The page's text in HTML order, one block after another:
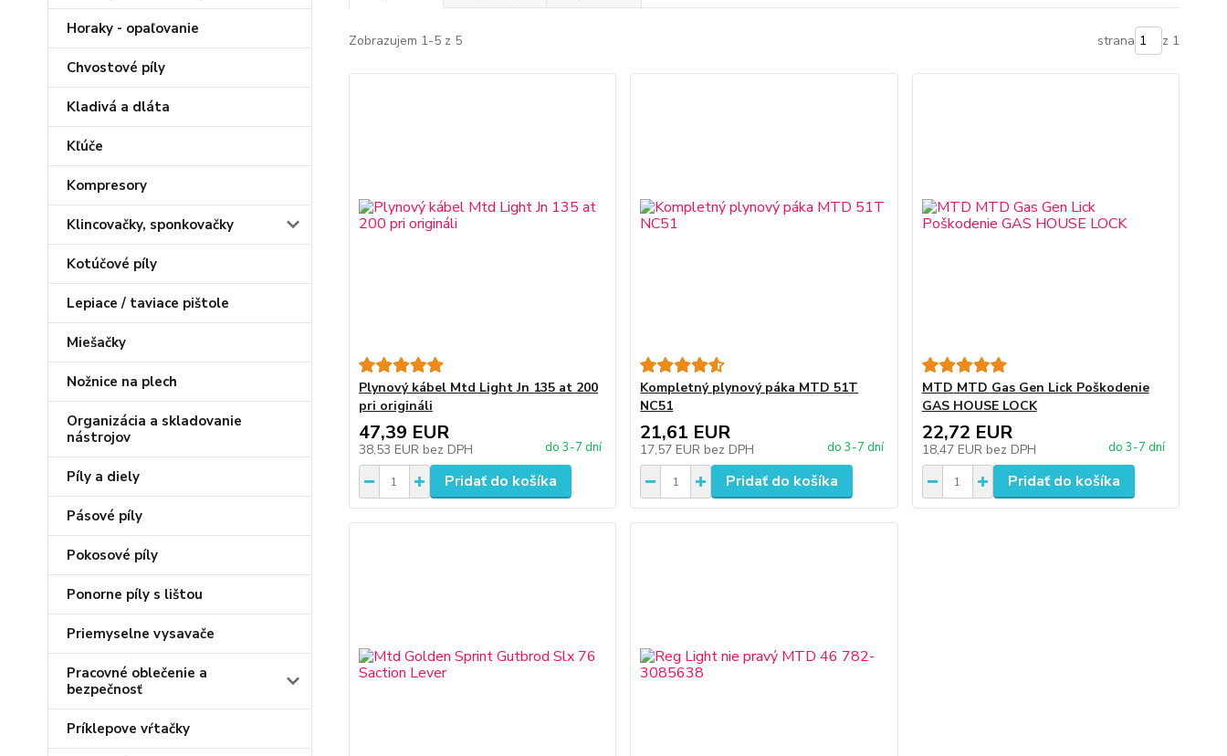
Horaky - opaľovanie
Chvostové píly
Kladivá a dláta
Kľúče
Kompresory
Klincovačky, sponkovačky
Kotúčové píly
Lepiace / taviace pištole
Miešačky
Nožnice na plech
Organizácia a skladovanie
nástrojov
Píly a diely
Pásové píly
Pokosové píly
Ponorne píly s lištou
Priemyselne vysavače
Pracovné oblečenie a
bezpečnosť
Príklepove vŕtačky
Zobrazujem 1-5 z 5 strana z 1
Plynový kábel Mtd Light Jn 135 at 200
pri origináli
47,39 EUR
38,53 EUR bez DPH do 3-7 dní
Pridať do košíka
Kompletný plynový páka MTD 51T
NC51
21,61 EUR
17,57 EUR bez DPH do 3-7 dní
Pridať do košíka
MTD MTD Gas Gen Lick Poškodenie
GAS HOUSE LOCK
22,72 EUR
18,47 EUR bez DPH do 3-7 dní
Pridať do košíka